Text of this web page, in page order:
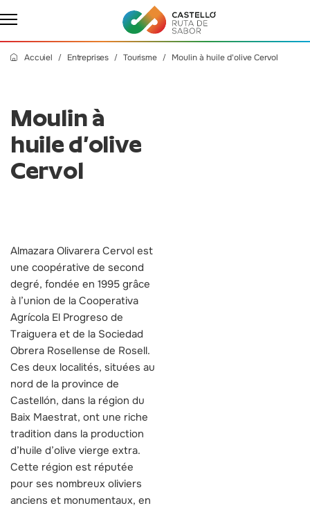
Accuiel Entreprises Tourisme Moulin à huile d'olive Cervol
Moulin à
huile d’olive
Cervol
Almazara Olivarera Cervol est
une coopérative de second
degré, fondée en 1995 grâce
à l’union de la Cooperativa
Agrícola El Progreso de
Traiguera et de la Sociedad
Obrera Rosellense de Rosell.
Ces deux localités, situées au
nord de la province de
Castellón, dans la région du
Baix Maestrat, ont une riche
tradition dans la production
d’huile d’olive vierge extra.
Cette région est réputée
pour ses nombreux oliviers
anciens et monumentaux, en